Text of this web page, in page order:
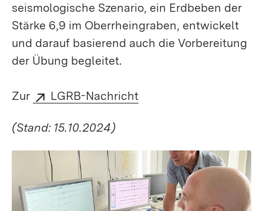
seismologische Szenario, ein Erdbeben der
Stärke 6,9 im Oberrheingraben, entwickelt
und darauf basierend auch die Vorbereitung
der Übung begleitet.
Zur LGRB-Nachricht
(Stand: 15.10.2024)